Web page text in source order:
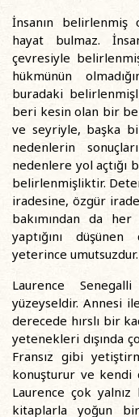
İnsanın belirlenmiş
hayat bulmaz.
çevresiyle
hükmünün
buradaki
beri kesin olan bir
ve seyriyle, başka
nedenlerin
nedenlere yol açtığı
belirlenmişliktir.
iradesine, özgür
bakımından da
yaptığını
yeterince umutsuzdur.
Laurence
yüzeyseldir. Annesi
derecede hırslı bir
yetenekleri dışında
Fransız gibi
konuşturur ve kendi
Laurence çok
kitaplarla yoğun